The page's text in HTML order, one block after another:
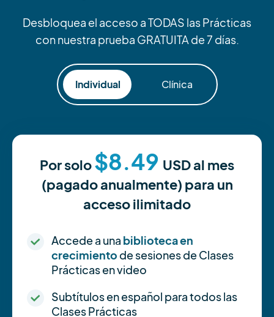
Desbloquea el acceso a TODAS las Prácticas
con nuestra prueba GRATUITA de 7 días.
Individual Clínica
Por solo$8.49 USDal mes
(pagado anualmente) para un
acceso ilimitado
Accede a una biblioteca en
crecimiento de sesiones de Clases
Prácticas en video
Subtítulos en español para todos las
Clases Prácticas